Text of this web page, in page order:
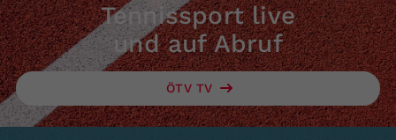
Tennissport live
und auf Abruf
ÖTV TV